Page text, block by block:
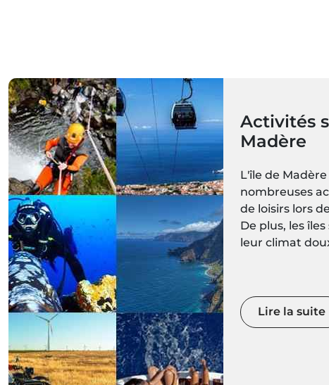
Activités
Madère
L'île de
nombreuses
de loisirs lors
De plus, les
leur climat
des espaces
diversifiés et
Lire la suite